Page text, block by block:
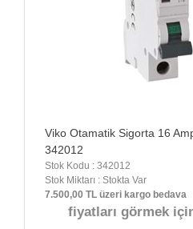
Viko Otamatik Sigorta 16
342012
Stok Kodu : 342012
Stok Miktarı : Stokta Var
7.500,00 TL üzeri kargo bedava
fiyatları görmek